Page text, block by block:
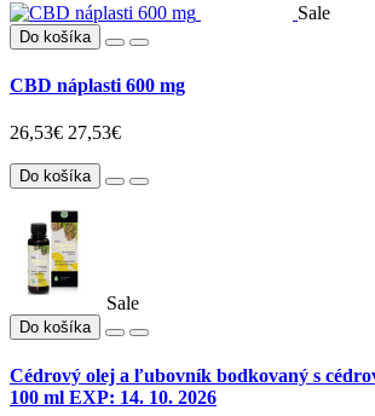
Sale
Do košíka
CBD náplasti 600 mg
26,53€ 27,53€
Do košíka
Sale
Do košíka
Cédrový olej a ľubovník bodkovaný s
100 ml EXP: 14. 10. 2026